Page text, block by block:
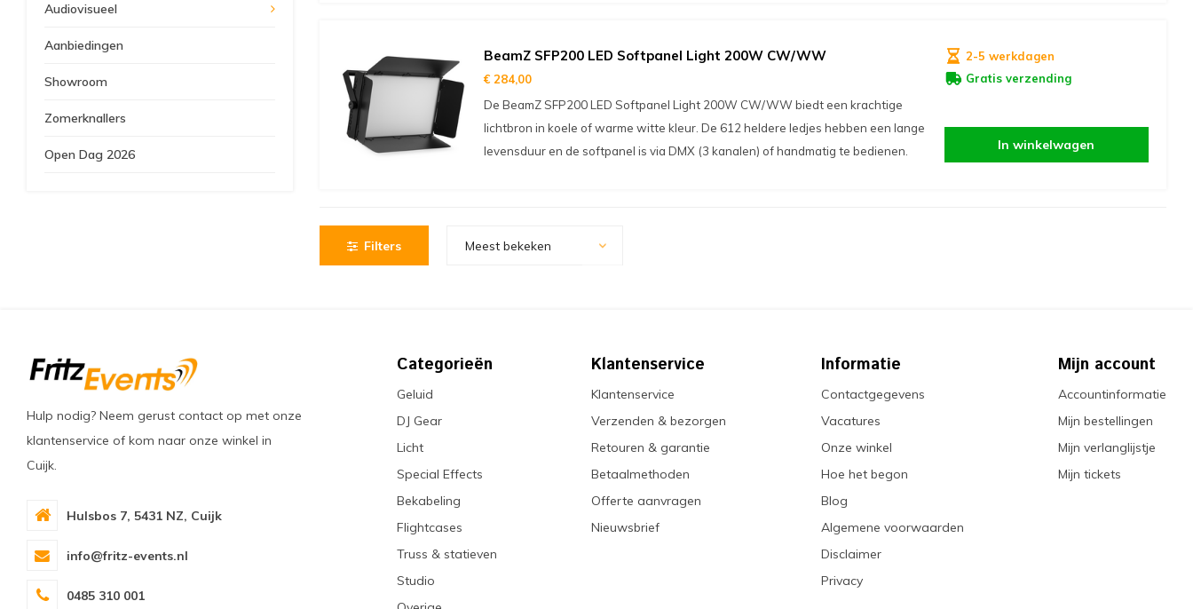
Audiovisueel
Aanbiedingen
Showroom
Zomerknallers
Open Dag 2026
BeamZ SFP200 LED Softpanel Light 200W CW/WW
€ 284,00
De BeamZ SFP200 LED Softpanel Light 200W CW/WW biedt een krachtige
lichtbron in koele of warme witte kleur. De 612 heldere ledjes hebben een lange
levensduur en de softpanel is via DMX (3 kanalen) of handmatig te bedienen.
2-5 werkdagen
Gratis verzending
In winkelwagen
Filters Meest bekeken
Hulp nodig? Neem gerust contact op met onze
klantenservice of kom naar onze winkel in
Cuijk.
Hulsbos 7, 5431 NZ, Cuijk
info@fritz-events.nl
0485 310 001
Categorieën
Geluid
DJ Gear
Licht
Special Effects
Bekabeling
Flightcases
Truss & statieven
Studio
Klantenservice
Klantenservice
Verzenden & bezorgen
Retouren & garantie
Betaalmethoden
Offerte aanvragen
Nieuwsbrief
Informatie
Contactgegevens
Vacatures
Onze winkel
Hoe het begon
Blog
Algemene voorwaarden
Disclaimer
Privacy
Mijn account
Accountinformatie
Mijn bestellingen
Mijn verlanglijstje
Mijn tickets